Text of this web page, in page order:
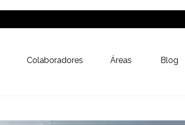
Colaboradores Áreas Blog